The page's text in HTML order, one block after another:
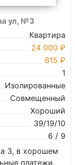
ул, №3
Квартира
24 000 ₽
615 ₽
1
Изолированные
Совмещенный
Хороший
39/19/10
6 / 9
3, в хорошем
платежи.